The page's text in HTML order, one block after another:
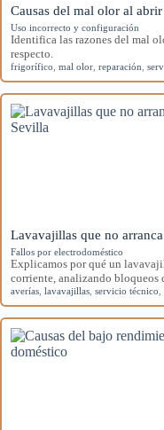
Causas del mal olor al
Uso incorrecto y configuración
Identifica las razones del mal
respecto.
frigorífico mal olor reparación
Lavavajillas que no
Fallos por electrodoméstico
Explicamos por qué un
corriente, analizando bloqueos
averías lavavajillas servicio técnico